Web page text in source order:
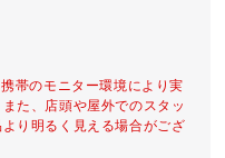
帯のモニター環境により実
た、店頭や屋外でのスタッ
り明るく見える場合がござ